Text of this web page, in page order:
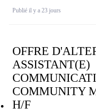
Publié il y a 23 jours
OFFRE
ASSISTANT(E)
COMMUNITY
H/F